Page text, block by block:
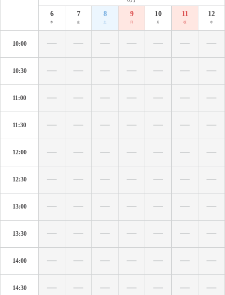
6
木
7
金
8
土
9
日
10
月
11
祝
12
水
10:00
10:30
11:00
11:30
12:00
12:30
13:00
13:30
14:00
14:30